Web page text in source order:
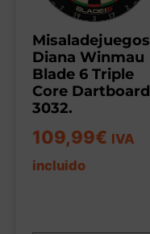
Misaladejuegos
Diana Winmau
Blade 6 Triple
Core Dartboard
3032.
109,99€ IVA
incluido